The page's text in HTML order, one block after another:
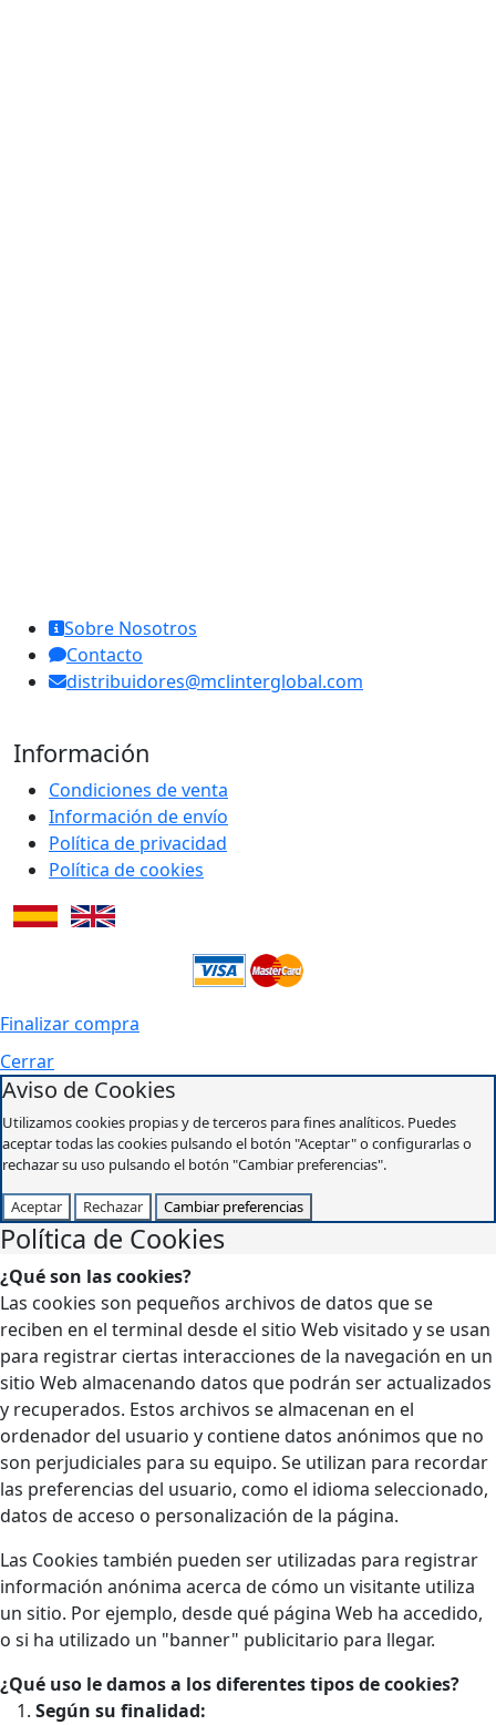
Sobre Nosotros
Contacto
distribuidores@mclinterglobal.com
Información
Condiciones de venta
Información de envío
Política de privacidad
Política de cookies
Finalizar compra
Cerrar
Aviso de Cookies
Utilizamos cookies propias y de terceros para fines analíticos. Puedes
aceptar todas las cookies pulsando el botón "Aceptar" o configurarlas o
rechazar su uso pulsando el botón "Cambiar preferencias".
Aceptar Rechazar Cambiar preferencias
Política de Cookies
¿Qué son las cookies?
Las cookies son pequeños archivos de datos que se
reciben en el terminal desde el sitio Web visitado y se usan
para registrar ciertas interacciones de la navegación en un
sitio Web almacenando datos que podrán ser actualizados
y recuperados. Estos archivos se almacenan en el
ordenador del usuario y contiene datos anónimos que no
son perjudiciales para su equipo. Se utilizan para recordar
las preferencias del usuario, como el idioma seleccionado,
datos de acceso o personalización de la página.
Las Cookies también pueden ser utilizadas para registrar
información anónima acerca de cómo un visitante utiliza
un sitio. Por ejemplo, desde qué página Web ha accedido,
o si ha utilizado un "banner" publicitario para llegar.
¿Qué uso le damos a los diferentes tipos de cookies?
Según su finalidad: